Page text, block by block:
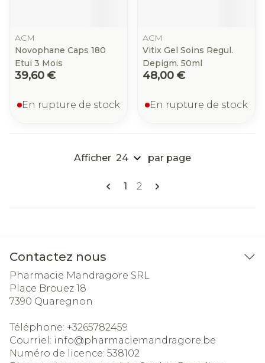
ACM
Novophane Caps 180
Etui 3 Mois
39,60 €
En rupture de stock
ACM
Vitix Gel Soins Regul.
Depigm. 50ml
48,00 €
En rupture de stock
Pages
Vous lisez actuellement la
1 Page
2
Afficher par page
Contactez nous
Pharmacie Mandragore SRL
Place Brouez 18
7390 Quaregnon
Téléphone: +3265782459
Courriel: info@pharmaciemandragore.be
Numéro de licence: 538102